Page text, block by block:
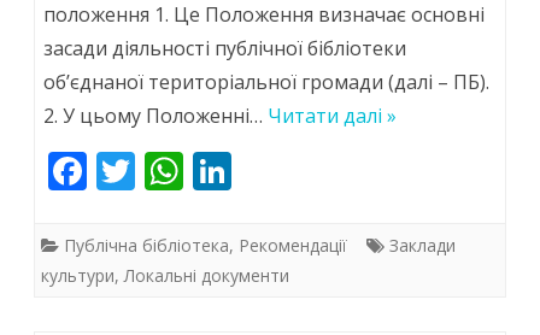
положення 1. Це Положення визначає основні
засади діяльності публічної бібліотеки
об’єднаної територіальної громади (далі – ПБ).
2. У цьому Положенні… Читати далі »
F
e
b
T
itt
er
W
at
s
k
e
Публічна бібліотека, Рекомендації
Заклади
культури,Локальні документи